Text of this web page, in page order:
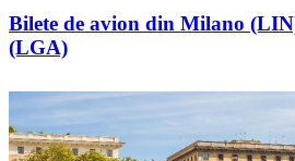
Bilete de avion din Milano
(LGA)